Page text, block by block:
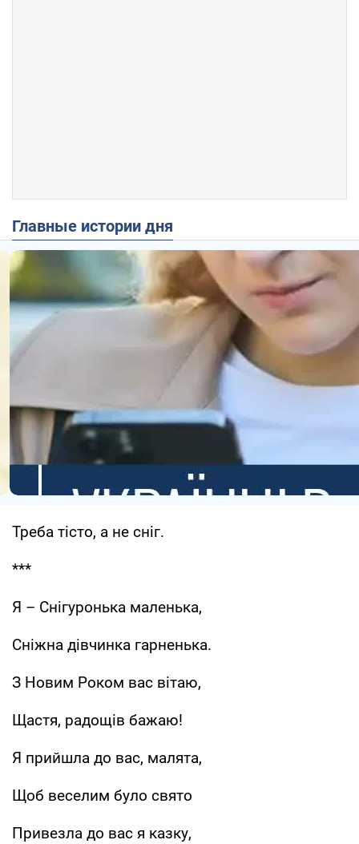
Главные истории дня
Треба тісто, а не сніг.
***
Я – Снігуронька маленька,
Сніжна дівчинка гарненька.
З Новим Роком вас вітаю,
Щастя, радощів бажаю!
Я прийшла до вас, малята,
Щоб веселим було свято
Привезла до вас я казку,